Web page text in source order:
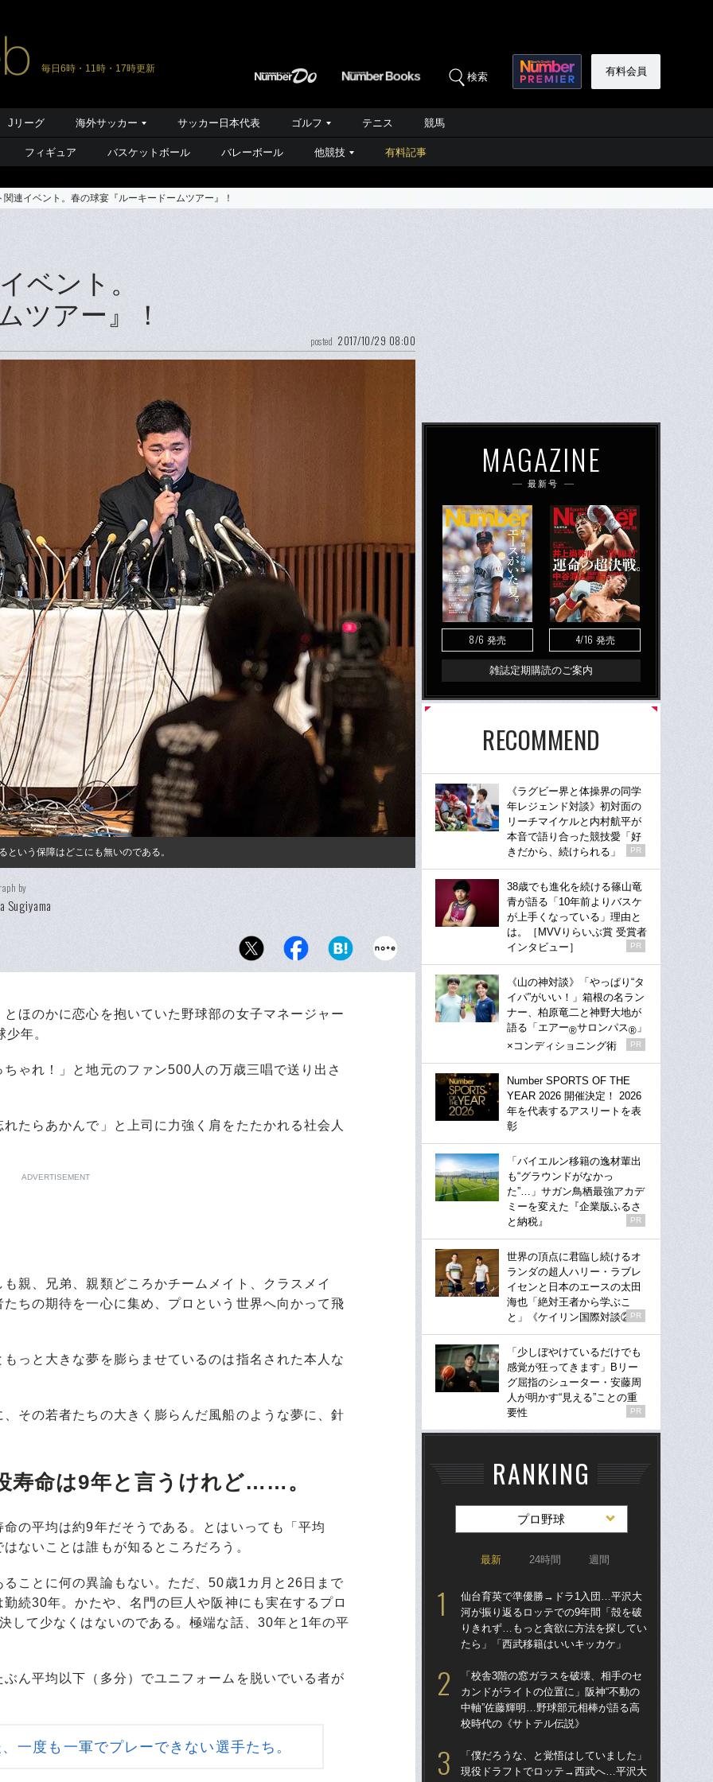
毎日6時・11時・17時更新
検索 有料会員
Jリーグ 海外サッカー サッカー日本代表 ゴルフ テニス 競馬
フィギュア バスケットボール バレーボール 他競技 有料記事
連イベント。春の球宴『ルーキードームツアー』！
ベント。
ツアー』！
posted 2017/10/29 08:00
いう保障はどこにも無いのである。
by
Sugiyama
ほのかに恋心を抱いていた野球部の女子マネージャー
年。
ゃれ！」と地元のファン500人の万歳三唱で送り出さ
たらあかんで」と上司に力強く肩をたたかれる社会人
ADVERTISEMENT
親、兄弟、親類どころかチームメイト、クラスメイ
ちの期待を一心に集め、プロという世界へ向かって飛
っと大きな夢を膨らませているのは指名された本人な
その若者たちの大きく膨らんだ風船のような夢に、針
寿命は9年と言うけれど……。
の平均は約9年だそうである。とはいっても「平均
ないことは誰もが知るところだろう。
ことに何の異論もない。ただ、50歳1カ月と26日まで
続30年。かたや、名門の巨人や阪神にも実在するプロ
して少なくはないのである。極端な話、30年と1年の平
ん平均以下（多分）でユニフォームを脱いでいる者が
一度も一軍でプレーできない選手たち。
MAGAZINE
最新号
8/6 発売 4/16 発売
雑誌定期購読のご案内
RECOMMEND
《ラグビー界と体操界の同学
年レジェンド対談》初対面の
リーチマイケルと内村航平が
本音で語り合った競技愛「好
きだから、続けられる」
PR
38歳でも進化を続ける篠山竜
青が語る「10年前よりバスケ
が上手くなっている」理由と
は。［MVVりらいぶ賞 受賞者
インタビュー］
PR
《山の神対談》「やっぱり“タ
イパ”がいい！」箱根の名ラン
ナー、柏原竜二と神野大地が
語る「エアー®サロンパス® 」
×コンディショニング術
PR
Number SPORTS OF THE
YEAR 2026 開催決定！ 2026
年を代表するアスリートを表
彰
「バイエルン移籍の逸材輩出
も“グラウンドがなかっ
た”…」サガン鳥栖最強アカデ
ミーを変えた『企業版ふるさ
と納税』
PR
世界の頂点に君臨し続けるオ
ランダの超人ハリー・ラブレ
イセンと日本のエースの太田
海也「絶対王者から学ぶこ
と」《ケイリン国際対談②》
PR
「少しぼやけているだけでも
感覚が狂ってきます」Bリー
グ屈指のシューター・安藤周
人が明かす“見える”ことの重
要性
PR
RANKING
プロ野球
最新 24時間 週間
仙台育英で準優勝→ドラ1入団…平沢大
河が振り返るロッテでの9年間「殻を破
りきれず…もっと貪欲に方法を探してい
たら」「西武移籍はいいキッカケ」
「校舎3階の窓ガラスを破壊、相手のセ
カンドがライトの位置に」阪神“不動の
中軸”佐藤輝明…野球部元相棒が語る高
校時代の《サトテル伝説》
「僕だろうな、と覚悟はしていました」
現役ドラフトでロッテ→西武へ…平沢大